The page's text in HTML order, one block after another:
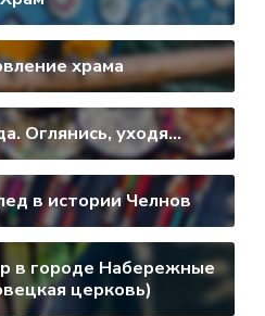
храма
Оглянись, уходя…
в истории Челнов
в городе Набережные
церковь)